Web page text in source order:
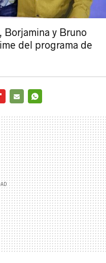
Borjamina y Bruno
del programa de
MAIL